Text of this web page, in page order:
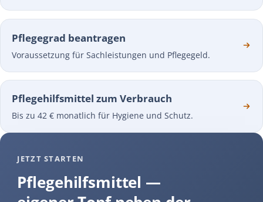
Pflegegrad beantragen
Voraussetzung für Sachleistungen und Pflegegeld.
Pflegehilfsmittel zum Verbrauch
Bis zu 42 € monatlich für Hygiene und Schutz.
JETZT STARTEN
Pflegehilfsmittel —